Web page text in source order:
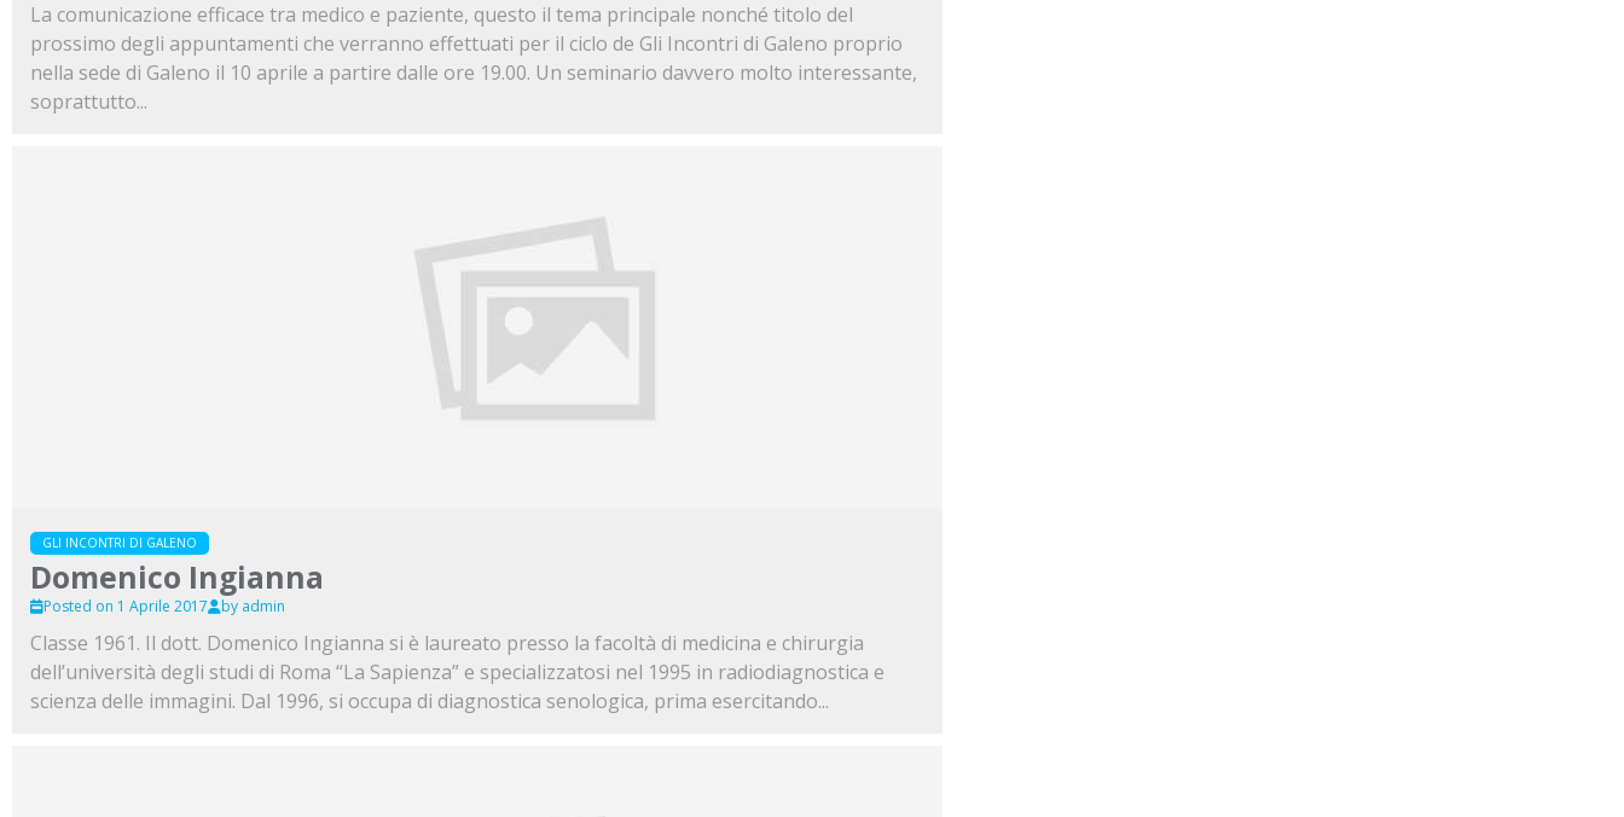
La comunicazione efficace tra medico e paziente, questo il tema principale nonché titolo del
prossimo degli appuntamenti che verranno effettuati per il ciclo de Gli Incontri di Galeno proprio
nella sede di Galeno il 10 aprile a partire dalle ore 19.00. Un seminario davvero molto interessante,
soprattutto...
GLI INCONTRI DI GALENO
Domenico Ingianna
Posted on 1 Aprile 2017 by admin
Classe 1961. Il dott. Domenico Ingianna si è laureato presso la facoltà di medicina e chirurgia
dell’università degli studi di Roma “La Sapienza” e specializzatosi nel 1995 in radiodiagnostica e
scienza delle immagini. Dal 1996, si occupa di diagnostica senologica, prima esercitando...